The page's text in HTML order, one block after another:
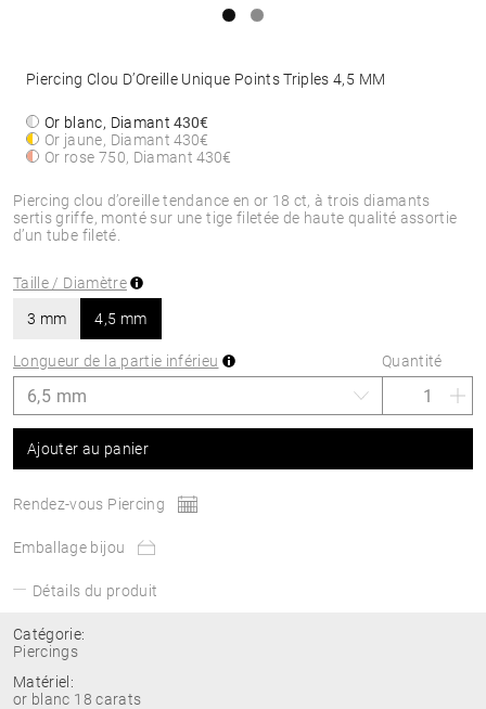
Piercing clou d’oreille tendance en or 18 ct, à trois diamants
sertis griffe, monté sur une tige filetée de haute qualité assortie
d’un tube fileté.
Piercing Clou D’Oreille Unique Points Triples 4,5 MM
Or blanc, Diamant430€
Or jaune, Diamant430€
Or rose 750, Diamant430€
Taille / Diamètre
3 mm 4,5 mm
Longueur de la partie inférieu Quantité
Ajouter au panier
Rendez-vous Piercing
Emballage bijou
Détails du produit
Catégorie:
Piercings
Matériel:
or blanc 18 carats